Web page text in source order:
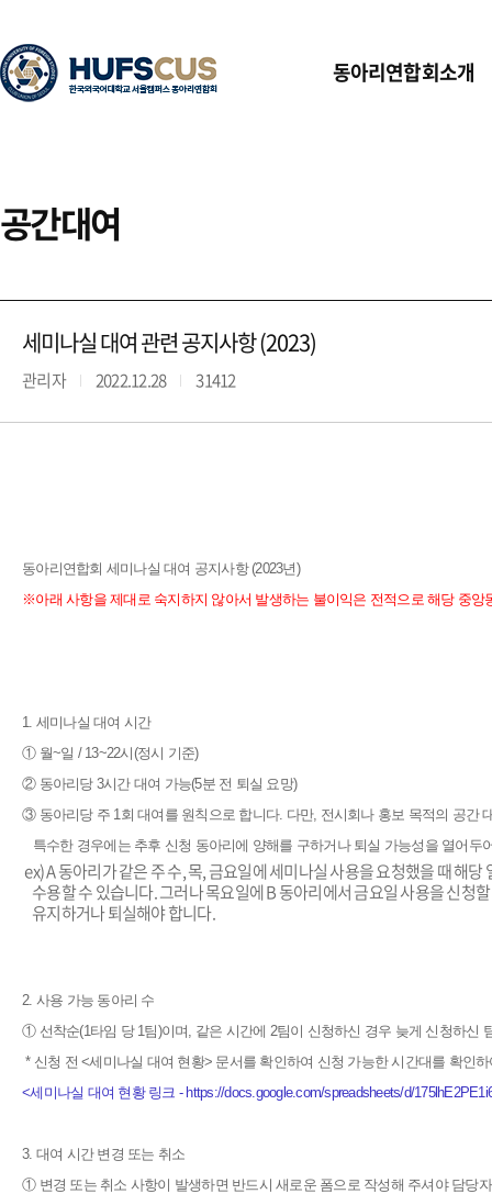
동아리연합회소개
공간대여
세미나실 대여 관련 공지사항 (2023)
관리자 2022.12.28 31412
동아리연합회 세미나실 대여 공지사항 (2023년)
※아래 사항을 제대로 숙지하지 않아서 발생하는 불이익은 전적으로 해당 중
1. 세미나실 대여 시간
① 월~일 / 13~22시(정시 기준)
② 동아리당 3시간 대여 가능(5분 전 퇴실 요망)
③ 동아리당 주 1회 대여를 원칙으로 합니다. 다만, 전시회나 홍보 목적의 공간
특수한 경우에는 추후 신청 동아리에 양해를 구하거나 퇴실 가능성을 열어두
ex) A 동아리가 같은 주 수, 목, 금요일에 세미나실 사용을 요청했을 때 해
수용할 수 있습니다. 그러나 목요일에 B 동아리에서 금요일 사용을 신청
유지하거나 퇴실해야 합니다.
2. 사용 가능 동아리 수
① 선착순(1타임 당 1팀)이며, 같은 시간에 2팀이 신청하신 경우 늦게 신청하신
* 신청 전 <세미나실 대여 현황> 문서를 확인하여 신청 가능한 시간대를 확인
<세미나실 대여 현황 링크 - https://docs.google.com/spreadsheets/d/
3. 대여 시간 변경 또는 취소
① 변경 또는 취소 사항이 발생하면 반드시 새로운 폼으로 작성해 주셔야 담당